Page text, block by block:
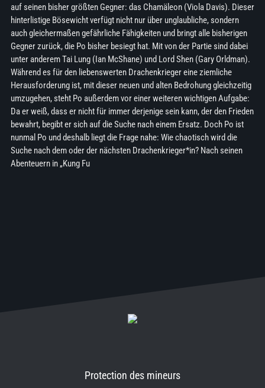
auf seinen bisher größten Gegner: das Chamäleon (Viola Davis). Dieser
hinterlistige Bösewicht verfügt nicht nur über unglaubliche, sondern
auch gleichermaßen gefährliche Fähigkeiten und bringt alle bisherigen
Gegner zurück, die Po bisher besiegt hat. Mit von der Partie sind dabei
unter anderem Tai Lung (Ian McShane) und Lord Shen (Gary Orldman).
Während es für den liebenswerten Drachenkrieger eine ziemliche
Herausforderung ist, mit dieser neuen und alten Bedrohung gleichzeitig
umzugehen, steht Po außerdem vor einer weiteren wichtigen Aufgabe:
Da er weiß, dass er nicht für immer derjenige sein kann, der den Frieden
bewahrt, begibt er sich auf die Suche nach einem Ersatz. Doch Po ist
nunmal Po und deshalb liegt die Frage nahe: Wie chaotisch wird die
Suche nach dem oder der nächsten Drachenkrieger*in? Nach seinen
Abenteuern in „Kung Fu
Protection des mineurs